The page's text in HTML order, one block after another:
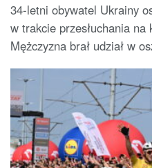
34-letni obywatel Ukrainy
w trakcie przesłuchania
Mężczyzna brał udział w